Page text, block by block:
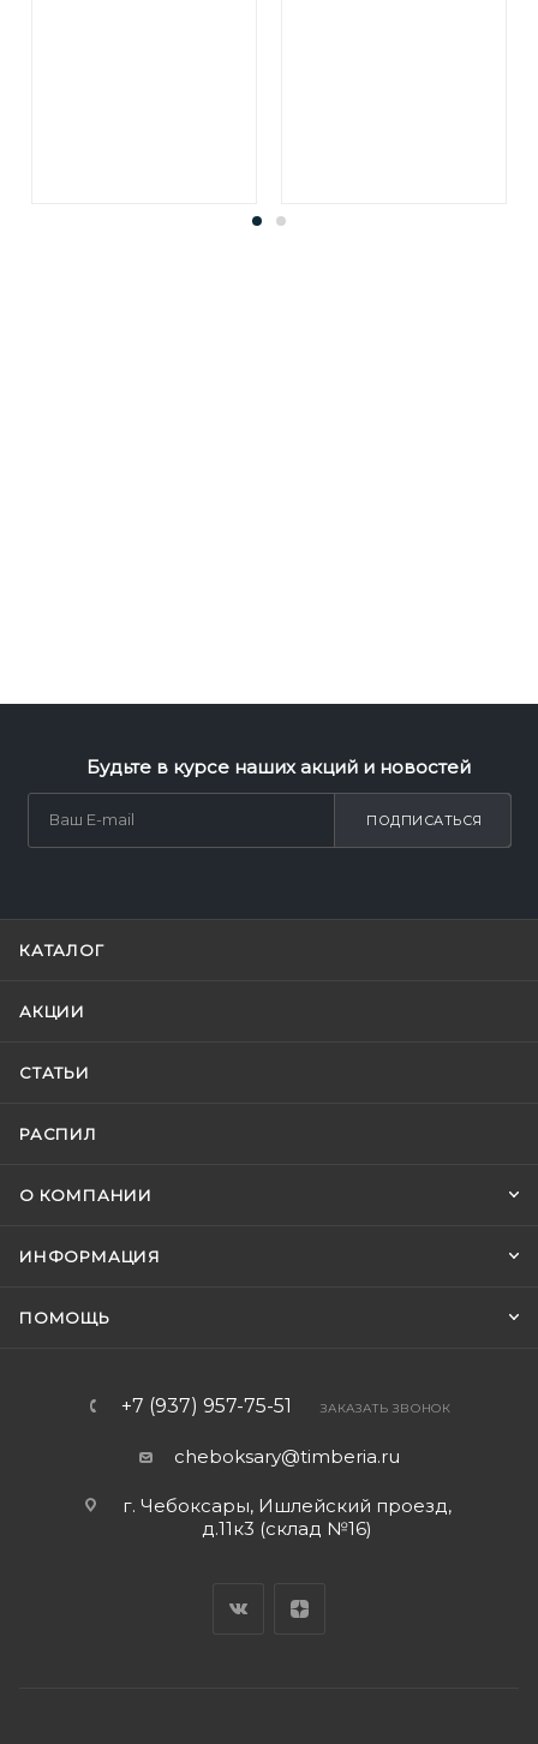
Будьте в курсе наших акций и новостей
ПОДПИСАТЬСЯ
КАТАЛОГ
АКЦИИ
СТАТЬИ
РАСПИЛ
О КОМПАНИИ
ИНФОРМАЦИЯ
ПОМОЩЬ
+7 (937) 957-75-51 ЗАКАЗАТЬ ЗВОНОК
cheboksary@timberia.ru
г. Чебоксары, Ишлейский проезд,
д.11к3 (склад №16)